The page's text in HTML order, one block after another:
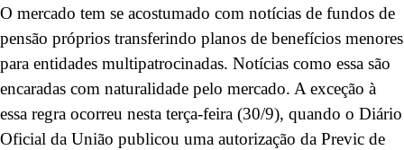
O mercado tem se acostumado com notícias de fundos de
pensão próprios transferindo planos de benefícios menores
para entidades multipatrocinadas. Notícias como essa são
encaradas com naturalidade pelo mercado. A exceção à
essa regra ocorreu nesta terça-feira (30/9), quando o Diário
Oficial da União publicou uma autorização da Previc de